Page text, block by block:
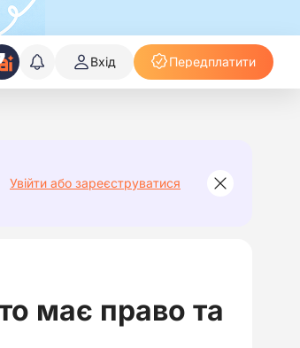
Вхід Передплатити
Увійти або зареєструватися
має право та